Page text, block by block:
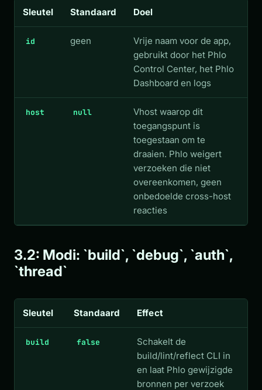
Sleutel Standaard Doel
id geen
Vrije naam voor de app,
gebruikt door het Phlo
Control Center, het Phlo
Dashboard en logs
host null
Vhost waarop dit
toegangspunt is
toegestaan om te
draaien. Phlo weigert
verzoeken die niet
overeenkomen, geen
onbedoelde cross-host
reacties
3.2: Modi: `build`, `debug`, `auth`,
`thread`
Sleutel Standaard Effect
build false
Schakelt de
build/lint/reflect CLI in
en laat Phlo gewijzigde
bronnen per verzoek